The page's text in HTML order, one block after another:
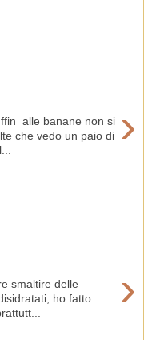
›
alle banane non si
che vedo un paio di
›
smaltire delle
ho fatto